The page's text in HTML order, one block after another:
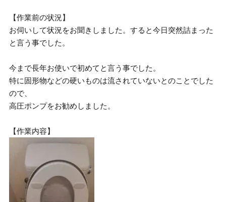
【作業前の状況】
お伺いして状況をお聞きしました。すると今日突然詰まった
と言う事でした。
今まで長年お使いで初めてと言う事でした。
特に固形物などの硬いものは流されていないとのことでした
ので、
高圧ポンプをお勧めしました。
【作業内容】